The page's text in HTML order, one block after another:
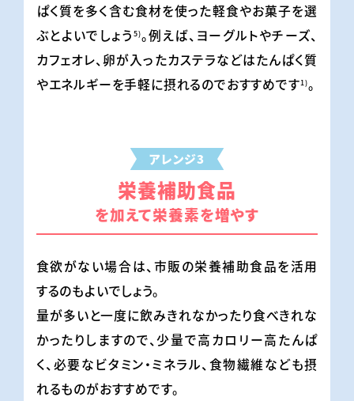
ぱく質を多く含む食材を使った軽食やお菓子を選
ぶとよいでしょう 5)。例えば、ヨーグルトやチーズ、
カフェオレ、卵が入ったカステラなどはたんぱく質
やエネルギーを手軽に摂れるのでおすすめです1)。
アレンジ3
栄養補助食品
を加えて栄養素を増やす
食欲がない場合は、市販の栄養補助食品を活用
するのもよいでしょう。
量が多いと一度に飲みきれなかったり食べきれな
かったりしますので、少量で高カロリー高たんぱ
く、必要なビタミン・ミネラル、食物繊維なども摂
れるものがおすすめです。